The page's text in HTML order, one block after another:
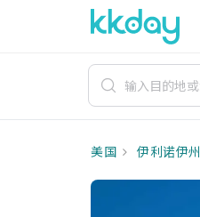
美国 伊利诺伊州